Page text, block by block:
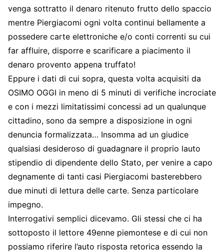
venga sottratto il denaro ritenuto frutto dello spaccio
mentre Piergiacomi ogni volta continui bellamente a
possedere carte elettroniche e/o conti correnti su cui
far affluire, disporre e scarificare a piacimento il
denaro provento appena truffato!
Eppure i dati di cui sopra, questa volta acquisiti da
OSIMO OGGI in meno di 5 minuti di verifiche incrociate
e con i mezzi limitatissimi concessi ad un qualunque
cittadino, sono da sempre a disposizione in ogni
denuncia formalizzata… Insomma ad un giudice
qualsiasi desideroso di guadagnare il proprio lauto
stipendio di dipendente dello Stato, per venire a capo
degnamente di tanti casi Piergiacomi basterebbero
due minuti di lettura delle carte. Senza particolare
impegno.
Interrogativi semplici dicevamo. Gli stessi che ci ha
sottoposto il lettore 49enne piemontese e di cui non
possiamo riferire l’auto risposta retorica essendo la